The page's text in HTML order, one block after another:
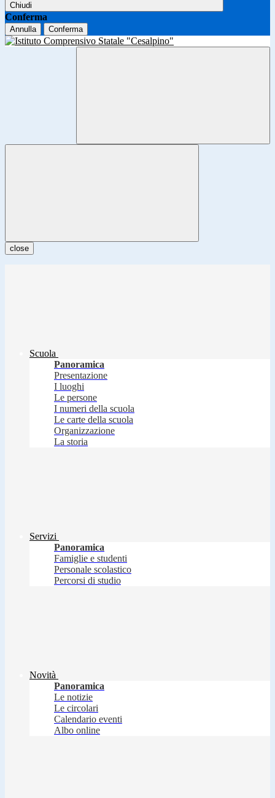
Chiudi
Conferma
Annulla Conferma
close
Scuola
Panoramica
Presentazione
I luoghi
Le persone
I numeri della scuola
Le carte della scuola
Organizzazione
La storia
Servizi
Panoramica
Famiglie e studenti
Personale scolastico
Percorsi di studio
Novità
Panoramica
Le notizie
Le circolari
Calendario eventi
Albo online